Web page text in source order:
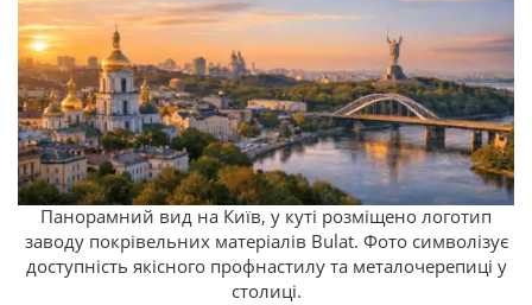
Панорамний вид на Київ, у куті розміщено логотип
заводу покрівельних матеріалів Bulat. Фото символізує
доступність якісного профнастилу та металочерепиці у
столиці.